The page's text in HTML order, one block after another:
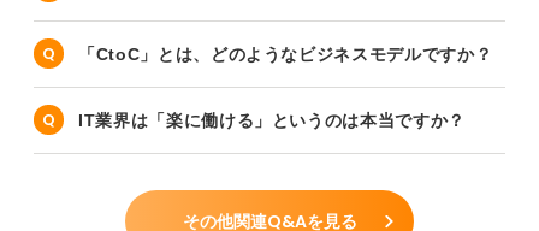
「CtoC」とは、どのようなビジネスモデルですか？
IT業界は「楽に働ける」というのは本当ですか？
その他関連Q&Aを見る